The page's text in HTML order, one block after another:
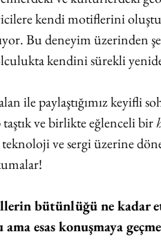
kendi motiflerini
Bu deneyim üzerinden
kendini sürekli
ile paylaştığımız keyifli
ve birlikte eğlenceli bir
ve sergi üzerine
bütünlüğü ne kadar
esas konuşmaya